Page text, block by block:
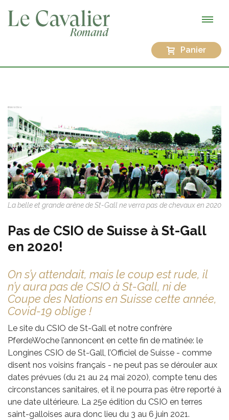
Panier
La belle et grande arène de St-Gall ne verra pas de chevaux en 2020
Pas de CSIO de Suisse à St-Gall
en 2020!
On s’y attendait, mais le coup est rude, il
n’y aura pas de CSIO à St-Gall, ni de
Coupe des Nations en Suisse cette année,
Covid-19 oblige !
Le site du CSIO de St-Gall et notre confrère
PferdeWoche l’annoncent en cette fin de matinée: le
Longines CSIO de St-Gall, l’Officiel de Suisse - comme
disent nos voisins français - ne peut pas se dérouler aux
dates prévues (du 21 au 24 mai 2020), compte tenu des
circonstances sanitaires, et il ne pourra pas être reporté à
une date ultérieure. La 25e édition du CSIO en terres
saint-galloises aura donc lieu du 3 au 6 juin 2021.